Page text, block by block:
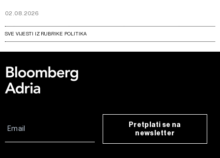
02.08.2026
SVE VIJESTI IZ RUBRIKE POLITIKA
Pretplati se na
newsletter